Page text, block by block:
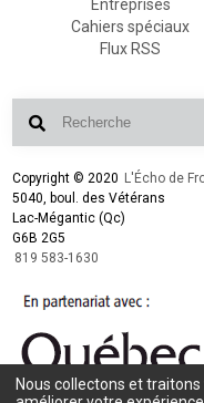
Entreprises
Cahiers spéciaux
Flux RSS
Copyright © 2020 L'Écho de
5040, boul. des Vétérans
Lac-Mégantic (Qc)
G6B 2G5
819 583-1630
Nous collectons et